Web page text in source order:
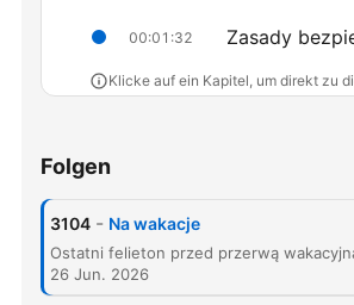
00:01:32 Zasady
Klicke auf ein Kapitel, um direkt zu
Folgen
3104 - Na wakacje
26 Jun. 2026